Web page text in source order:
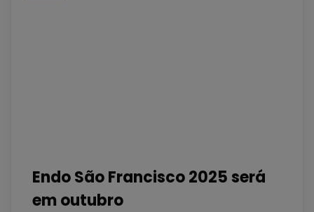
Endo São Francisco 2025 será
em outubro